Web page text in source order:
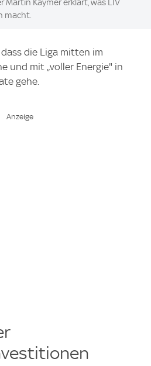
Martin Kaymer erklärt, was LIV
macht.
dass die Liga mitten im
und mit „voller Energie" in
gehe.